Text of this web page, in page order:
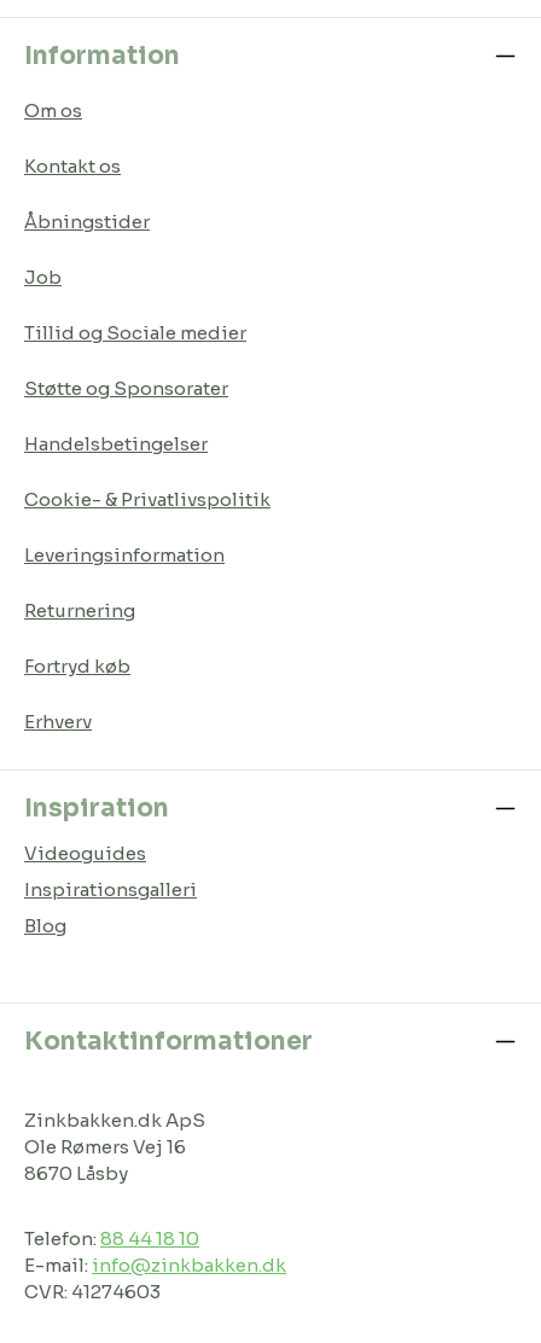
Information
Om os
Kontakt os
Åbningstider
Job
Tillid og Sociale medier
Støtte og Sponsorater
Handelsbetingelser
Cookie- & Privatlivspolitik
Leveringsinformation
Returnering
Fortryd køb
Erhverv
Inspiration
Videoguides
Inspirationsgalleri
Blog
Kontaktinformationer
Zinkbakken.dk ApS
Ole Rømers Vej 16
8670 Låsby
Telefon: 88 44 18 10
E-mail: info@zinkbakken.dk
CVR: 41274603